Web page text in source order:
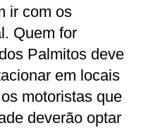
ir com os
Quem for
Palmitos deve
em locais
motoristas que
deverão optar